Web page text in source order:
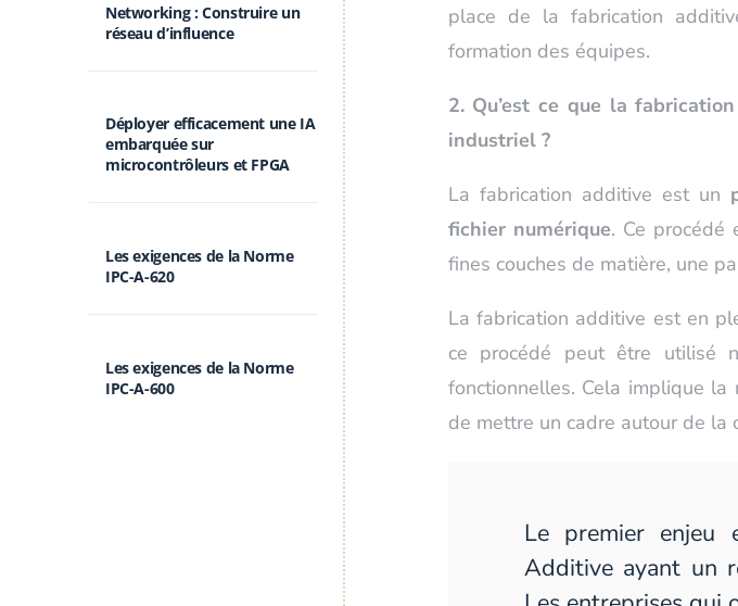
Networking : Construire un
réseau d’influence
Déployer efficacement une IA
embarquée sur
microcontrôleurs et FPGA
Les exigences de la Norme
IPC-A-620
Les exigences de la Norme
IPC-A-600
place de la fabrication
formation des équipes.
2. Qu’est ce que la
industriel ?
La fabrication additive est un
fichier numérique. Ce procédé
fines couches de matière, une
La fabrication additive est en
ce procédé peut être utilisé
fonctionnelles. Cela implique
de mettre un cadre autour de la
Le premier enjeu
Additive ayant un